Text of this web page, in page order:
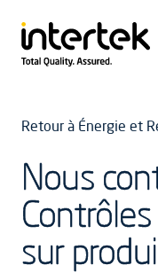
Retour à Énergie et
Nous
sur